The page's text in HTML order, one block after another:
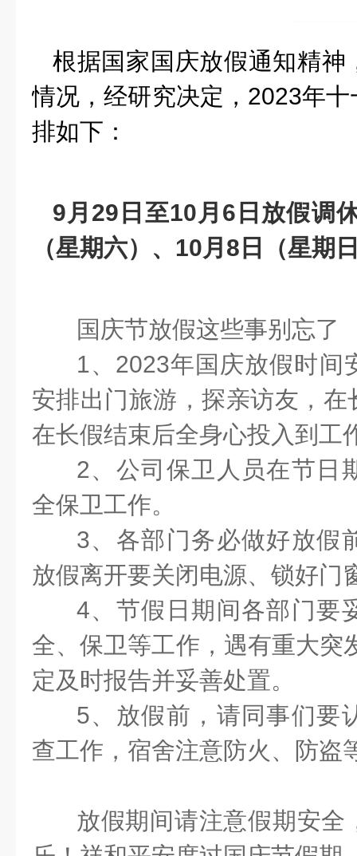
根据国家 国庆放假通知精神
情况，经研究决定，2023年
排如下：
9月29日至10月6日放假调
（星期六）、10月8日（星期
国庆节放假这些事别忘了
1、2023年国庆放假时间
安排出门旅游，探亲访友，
在长假结束后全身心投入
2、 公司保卫人员在节日
全保卫工作。
3、 各部门务必做好放假
放假离开要关闭电源、锁好门
4、节假日期间各部门要
全、保卫等工作，遇有重大突
定及时报告并妥善处置。
5、 放假前，请同事们要
查工作，宿舍注意防火、防
放假期间请注意假期安全